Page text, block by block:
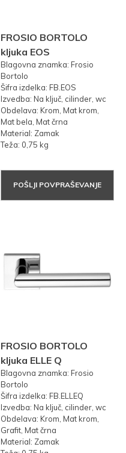
FROSIO BORTOLO
kljuka EOS
Blagovna znamka: Frosio
Bortolo
Šifra izdelka: FB.EOS
Izvedba: Na ključ, cilinder, wc
Obdelava: Krom, Mat krom,
Mat bela, Mat črna
Material: Zamak
Teža: 0,75 kg
POŠLJI POVPRAŠEVANJE
FROSIO BORTOLO
kljuka ELLE Q
Blagovna znamka: Frosio
Bortolo
Šifra izdelka: FB.ELLEQ
Izvedba: Na ključ, cilinder, wc
Obdelava: Krom, Mat krom,
Grafit, Mat črna
Material: Zamak